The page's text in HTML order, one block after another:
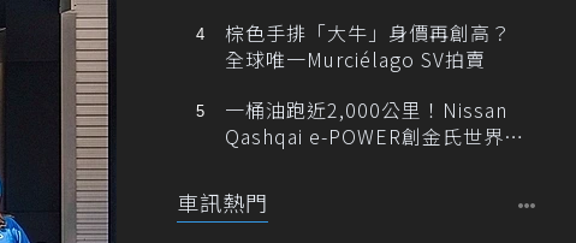
棕色手排「大牛」身價再創高？
全球唯一Murciélago SV拍賣
一桶油跑近2,000公里！Nissan
Qashqai e-POWER創金氏世界紀
車訊熱門